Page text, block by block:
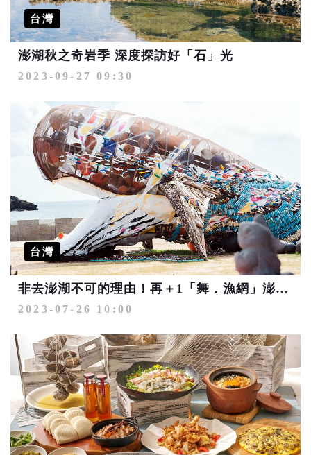
台灣
澎湖秋之奇岩季 深度探訪好「石」光
2023-09-27 09:30
台灣
非去澎湖不可的理由！再＋1「舞．漁網」澎湖海廢地景藝術節登場
2023-07-26 10:00